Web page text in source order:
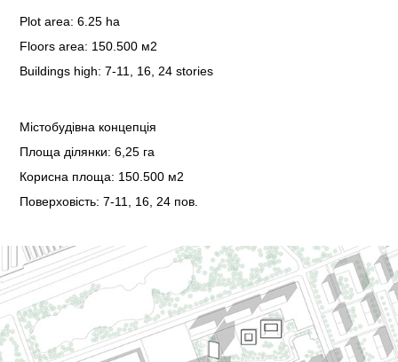
Plot area: 6.25 ha
Floors area: 150.500 м2
Buildings high:7-11, 16, 24 stories
Містобудівна концепція
Площа ділянки: 6,25 га
Корисна площа: 150.500 м2
Поверховість: 7-11, 16, 24 пов.